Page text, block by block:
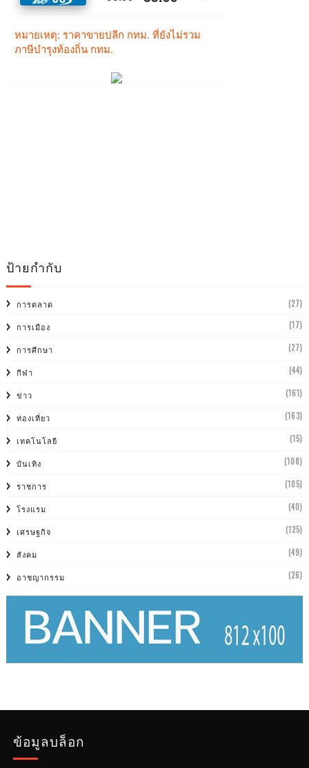
ป้ายกำกับ
การตลาด (27)
การเมือง (17)
การศีกษา (27)
กีฬา (44)
ข่าว (161)
ท่องเที่ยว (163)
เทคโนโลยี (15)
บันเทิง (108)
ราชการ (105)
โรงแรม (40)
เศรษฐกิจ (125)
สังคม (49)
อาชญากรรม (26)
ข้อมูลบล็อก